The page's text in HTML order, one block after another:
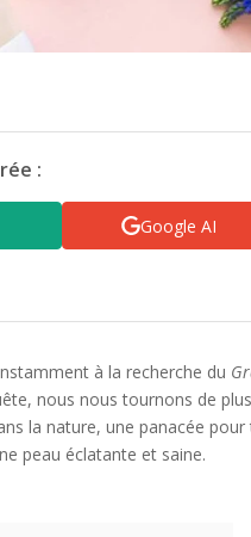
:
Google AI
à la recherche du
nous nous tournons de
la nature, une panacée
peau éclatante et saine.